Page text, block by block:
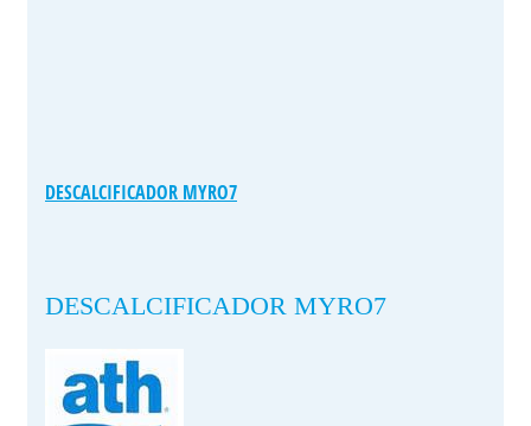
DESCALCIFICADOR MYRO7
DESCALCIFICADOR MYRO7